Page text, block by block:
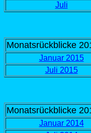
Juli
Monatsrückblicke
Januar 2015
Juli 2015
Monatsrückblicke
Januar 2014